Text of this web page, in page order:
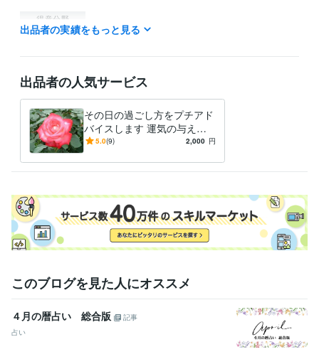
得意分野
占い 仕事上の人間関係　企業の本音
出品者の実績をもっと見る
出品者の人気サービス
その日の過ごし方をプチアド
バイスします 運気の与える
神秘の世界を覗いてみません
5.0(9) 2,000 円
このブログを見た人にオススメ
４月の暦占い 総合版
記事
占い